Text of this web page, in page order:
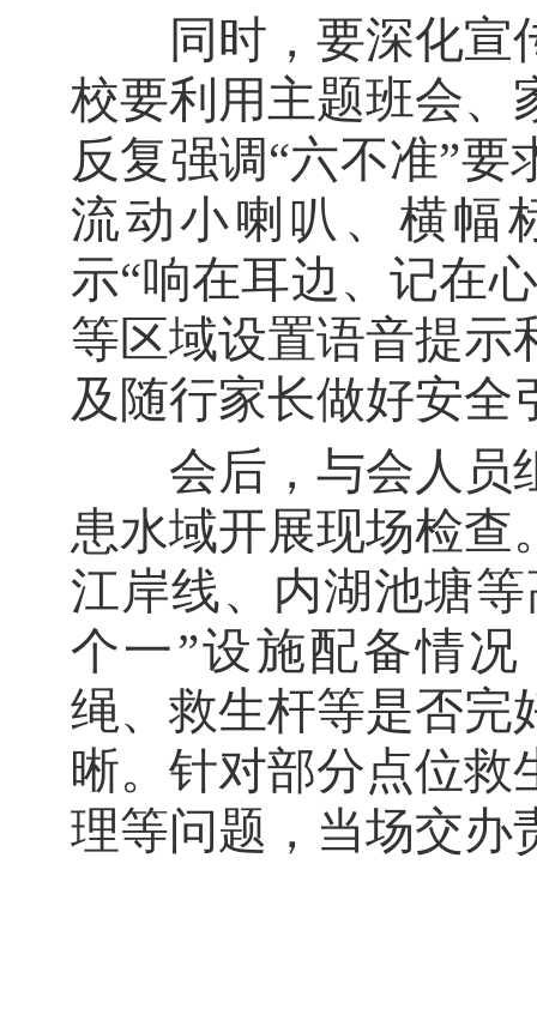
同时，要深化宣
校要利用主题班会、
反复强调“六不准”
流动小喇叭、横幅
示“响在耳边、记在
等区域设置语音提示
及随行家长做好安全
会后，与会人员
患水域开展现场检查
江岸线、内湖池塘
个一”设施配备情
绳、救生杆等是否完
晰。针对部分点位救
理等问题，当场交办